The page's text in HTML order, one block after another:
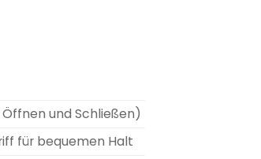
und Schließen)
für bequemen Halt